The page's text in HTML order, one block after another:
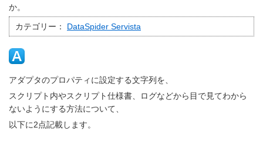
か。
カテゴリー： DataSpider Servista
アダプタのプロパティに設定する文字列を、
スクリプト内やスクリプト仕様書、ログなどから目で見てわから
ないようにする方法について、
以下に2点記載します。